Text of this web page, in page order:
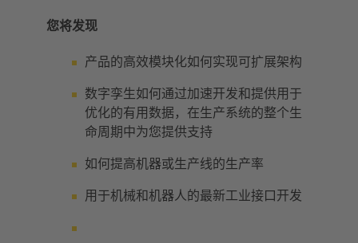
您将发现
产品的高效模块化如何实现可扩展架构
数字孪生如何通过加速开发和提供用于
优化的有用数据，在生产系统的整个生
命周期中为您提供支持
如何提高机器或生产线的生产率
用于机械和机器人的最新工业接口开发